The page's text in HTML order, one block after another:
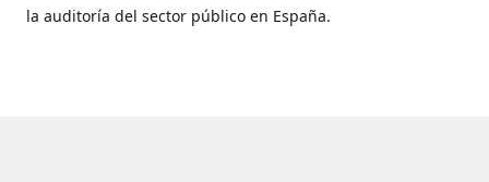
la auditoría del sector público en España.